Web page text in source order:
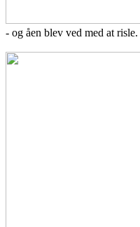
- og åen blev ved med at risle.